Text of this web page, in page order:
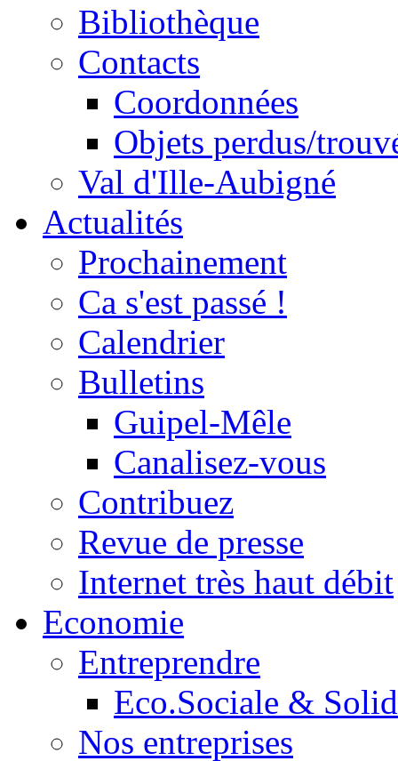
Bibliothèque
Contacts
Coordonnées
Objets perdus/
Val d'Ille-Aubigné
Actualités
Prochainement
Ca s'est passé !
Calendrier
Bulletins
Guipel-Mêle
Canalisez-vous
Contribuez
Revue de presse
Internet très haut débit
Economie
Entreprendre
Eco.Sociale &
Nos entreprises